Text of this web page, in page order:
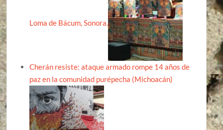
Loma de Bácum, Sonora.
Cherán resiste: ataque armado rompe 14 años de
paz en la comunidad purépecha (Michoacán)